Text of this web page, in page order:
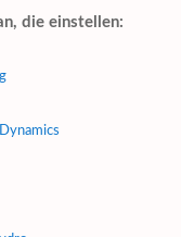
die einstellen: